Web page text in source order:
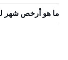
ما هو أرخص شهر